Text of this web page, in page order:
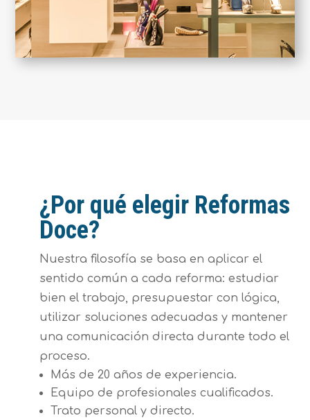
¿Por qué elegir Reformas
Doce?
Nuestra filosofía se basa en aplicar el
sentido común a cada reforma: estudiar
bien el trabajo, presupuestar con lógica,
utilizar soluciones adecuadas y mantener
una comunicación directa durante todo el
proceso.
Más de 20 años de experiencia.
Equipo de profesionales cualificados.
Trato personal y directo.